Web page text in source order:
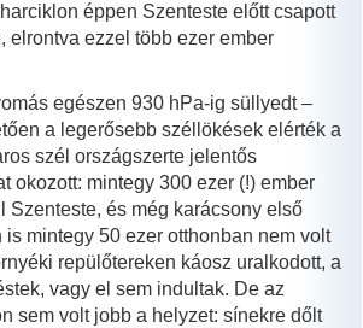
éppen Szenteste előtt csapott
elrontva ezzel több ezer ember
egészen 930 hPa-ig süllyedt –
a legerősebb széllökések elérték a
szél országszerte jelentős
okozott: mintegy 300 ezer (!) ember
Szenteste, és még karácsony első
mintegy 50 ezer otthonban nem volt
repülőtereken káosz uralkodott, a
vagy el sem indultak. De az
sem volt jobb a helyzet: sínekre dőlt